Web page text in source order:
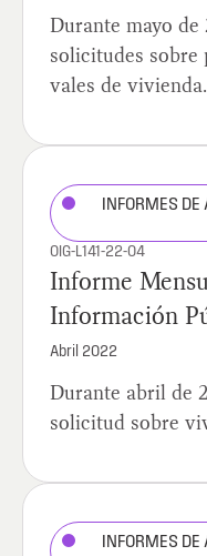
Durante mayo
solicitudes sobre
vales de vivienda.
INFORMES
OIG-L141-22-04
Informe
Información
Abril 2022
Durante abril de
solicitud sobre
INFORMES